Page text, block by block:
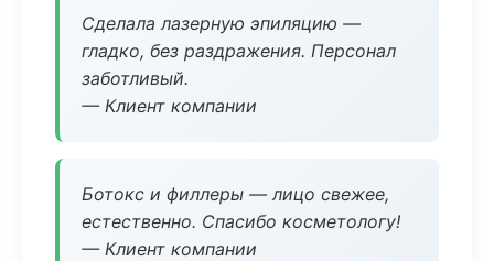
Сделала лазерную эпиляцию —
гладко, без раздражения. Персонал
заботливый.
— Клиент компании
Ботокс и филлеры — лицо свежее,
естественно. Спасибо косметологу!
— Клиент компании